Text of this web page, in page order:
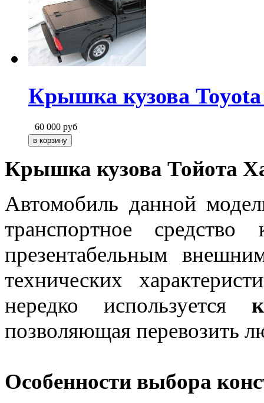
Крышка кузова
60 000 руб
Крышка кузова Тойота
Автомобиль данной
транспортное
презентабельным
технических
нередко используется
позволяющая перевозить
Особенности выбора